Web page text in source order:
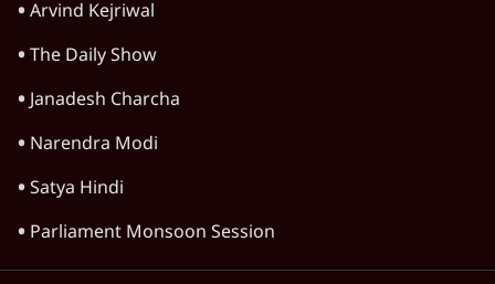
Arvind Kejriwal
The Daily Show
Janadesh Charcha
Narendra Modi
Satya Hindi
Parliament Monsoon Session